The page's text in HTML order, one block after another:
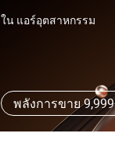
ใน แอร์อุตสาหกรรม
พลังการขาย